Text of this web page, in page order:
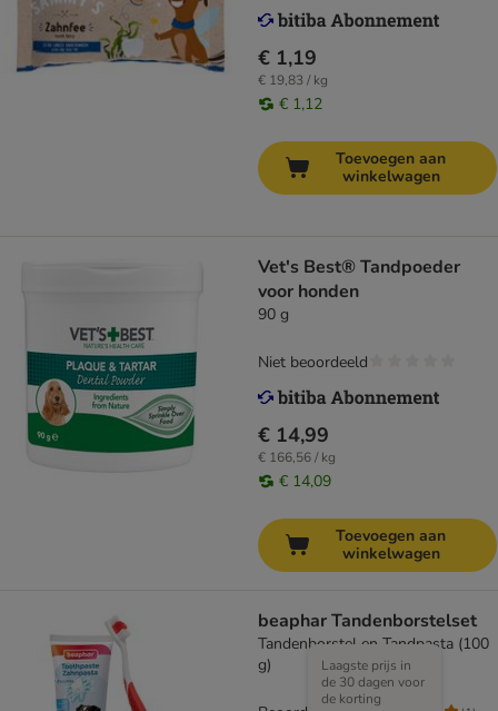
€ 1,19
€ 19,83 / kg
€ 1,12
Toevoegen aan
winkelwagen
Vet's Best® Tandpoeder
voor honden
90 g
€ 14,99
€ 166,56 / kg
€ 14,09
Niet beoordeeld
Toevoegen aan
winkelwagen
beaphar Tandenborstelset
Tandenborstel en Tandpasta (100
g)
Laagste prijs in
de 30 dagen voor
de korting